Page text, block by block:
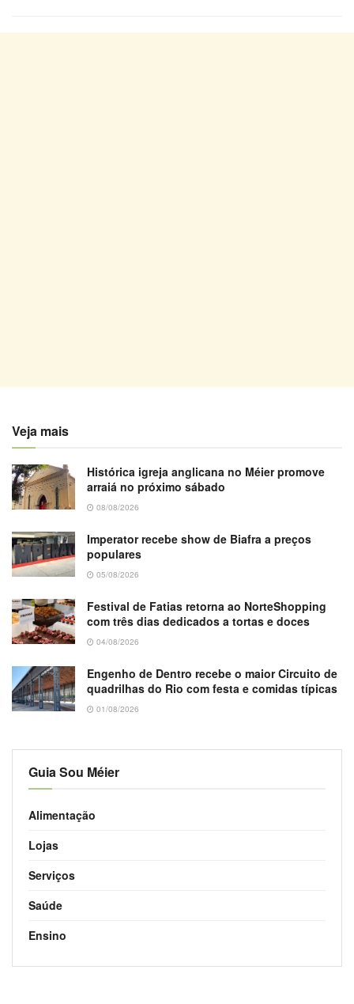
Veja mais
Histórica igreja anglicana no Méier promove
arraiá no próximo sábado
08/08/2026
Imperator recebe show de Biafra a preços
populares
05/08/2026
Festival de Fatias retorna ao NorteShopping
com três dias dedicados a tortas e doces
04/08/2026
Engenho de Dentro recebe o maior Circuito de
quadrilhas do Rio com festa e comidas típicas
01/08/2026
Guia Sou Méier
Alimentação
Lojas
Serviços
Saúde
Ensino